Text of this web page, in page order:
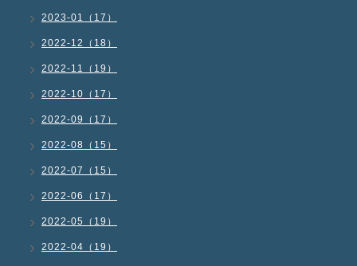
2023-01（17）
2022-12（18）
2022-11（19）
2022-10（17）
2022-09（17）
2022-08（15）
2022-07（15）
2022-06（17）
2022-05（19）
2022-04（19）